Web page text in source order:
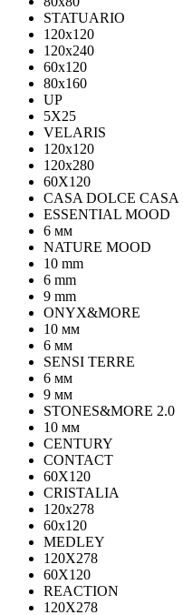
STATUARIO
120x120
120x240
60x120
80x160
UP
5Х25
VELARIS
120х120
120х280
60X120
CASA DOLCE CASA
ESSENTIAL MOOD
6 мм
NATURE MOOD
10 mm
6 mm
9 mm
ONYX&MORE
10 мм
6 мм
SENSI TERRE
6 мм
9 мм
STONES&MORE 2.0
10 мм
CENTURY
CONTACT
60X120
CRISTALIA
120x278
60x120
MEDLEY
120X278
60X120
REACTION
120X278